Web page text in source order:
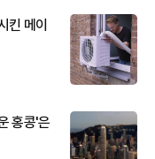
킨 메이
홍콩'은